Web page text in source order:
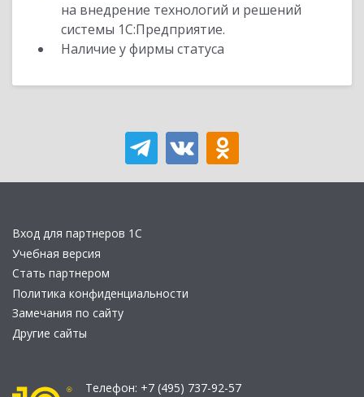
на внедрение технологий и решений
системы 1С:Предприятие.
Наличие у фирмы статуса
Вход для партнеров 1С
Учебная версия
Стать партнером
Политика конфиденциальности
Замечания по сайту
Другие сайты
Телефон: +7 (495) 737-92-57